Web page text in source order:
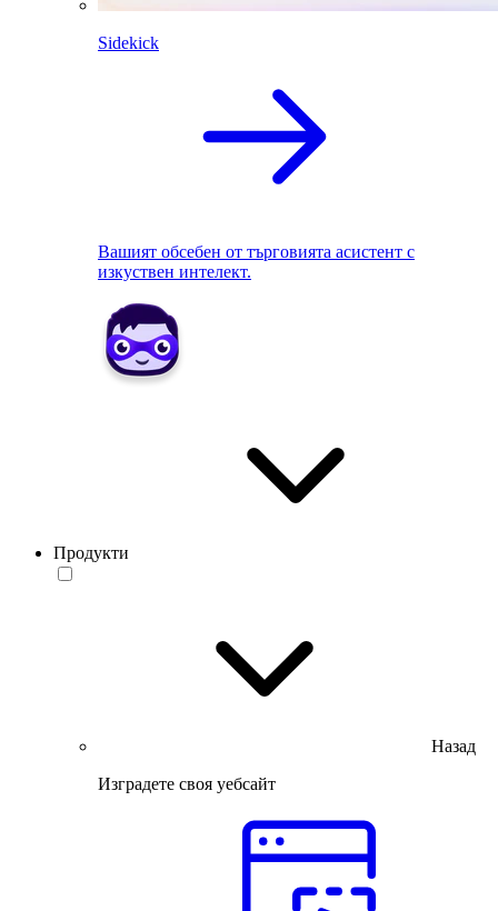
Sidekick
Вашият обсебен от търговията асистент с
изкуствен интелект.
Продукти
Назад
Изградете своя уебсайт